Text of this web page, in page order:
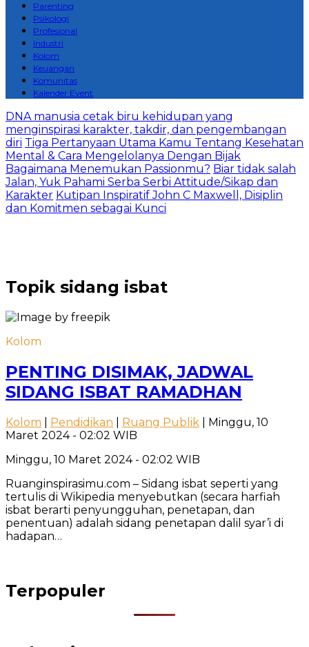
Parenting
Psikologi
Profesional
Industri
Kolom
Keuangan
Komunitas
Kalender Event
DNA manusia cetak biru kehidupan yang
menginspirasi karakter, takdir, dan pengembangan
diri Tiga Pertanyaan Utama Kamu Tentang Kesehatan
Mental & Cara Mengelolanya Dengan Bijak
Bagaimana Menemukan Passionmu? Biar tidak salah
Jalan, Yuk Pahami Serba Serbi Attitude/Sikap dan
Karakter Kutipan Inspiratif John C Maxwell, Disiplin
dan Komitmen sebagai Kunci
Topik sidang isbat
Kolom
PENTING DISIMAK, JADWAL
SIDANG ISBAT RAMADHAN
Kolom Pendidikan Ruang Publik | Minggu, 10
Maret 2024 - 02:02 WIB
Minggu, 10 Maret 2024 - 02:02 WIB
Ruanginspirasimu.com – Sidang isbat seperti yang
tertulis di Wikipedia menyebutkan (secara harfiah
isbat berarti penyungguhan, penetapan, dan
penentuan) adalah sidang penetapan dalil syar’i di
hadapan…
Terpopuler